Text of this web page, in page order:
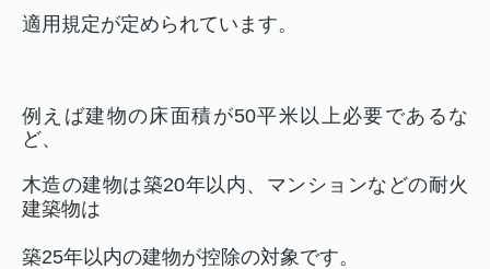
適用規定が定められています。
例えば建物の床面積が50平米以上必要であるな
ど、
木造の建物は築20年以内、マンションなどの耐火
建築物は
築25年以内の建物が控除の対象です。